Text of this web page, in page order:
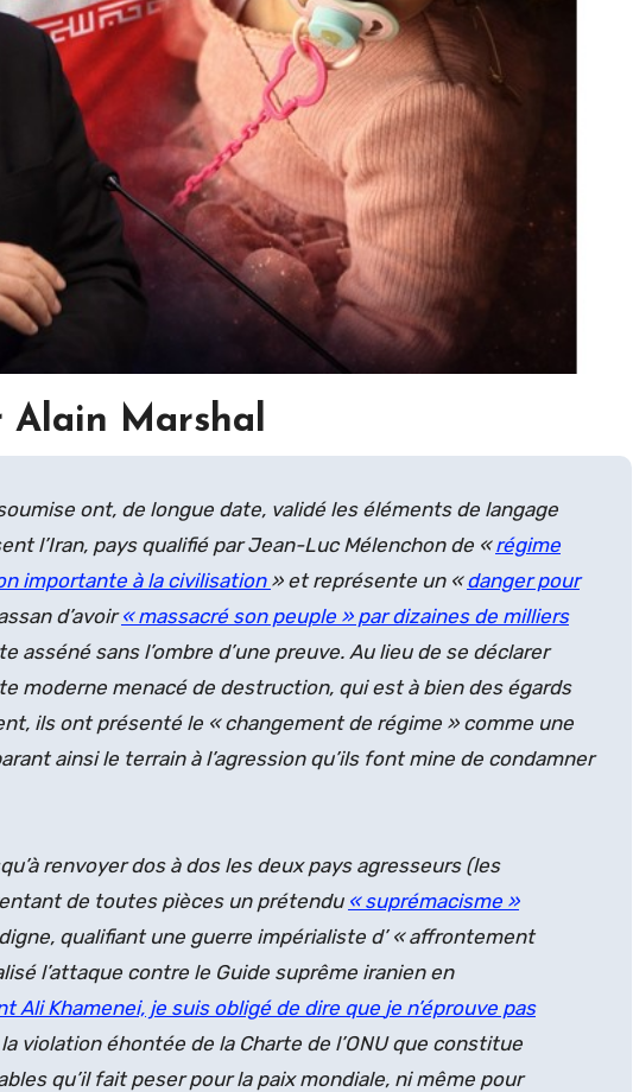
Alain Marshal
ont, de longue date, validé les éléments de langage
l’Iran, pays qualifié par Jean-Luc Mélenchon de «régime
importante à la civilisation» et représente un «danger pour
d’avoir« massacré son peuple » par dizaines de milliers
asséné sans l’ombre d’une preuve. Au lieu de se déclarer
moderne menacé de destruction, qui est à bien des égards
ils ont présenté le « changement de régime » comme une
ainsi le terrain à l’agression qu’ils font mine de condamner
renvoyer dos à dos les deux pays agresseurs (les
de toutes pièces un prétendu « suprémacisme »
qualifiant une guerre impérialiste d’ « affrontement
l’attaque contre le Guide suprême iranien en
Ali Khamenei, je suis obligé de dire que je n’éprouve pas
violation éhontée de la Charte de l’ONU que constitue
qu’il fait peser pour la paix mondiale, ni même pour